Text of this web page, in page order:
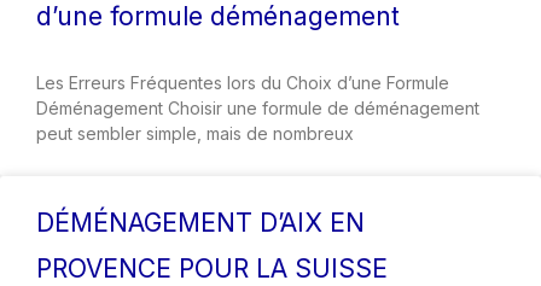
d’une formule déménagement
Les Erreurs Fréquentes lors du Choix d’une Formule
Déménagement Choisir une formule de déménagement
peut sembler simple, mais de nombreux
DÉMÉNAGEMENT D’AIX EN
PROVENCE POUR LA SUISSE